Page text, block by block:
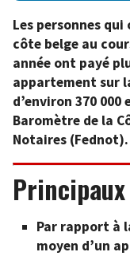
Les personnes
côte belge au
année ont payé
appartement sur
d’environ 370
Baromètre de la
Notaires (Fednot).
Par rapport à
moyen d’un